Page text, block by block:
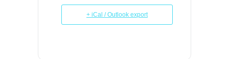
+ iCal / Outlook export